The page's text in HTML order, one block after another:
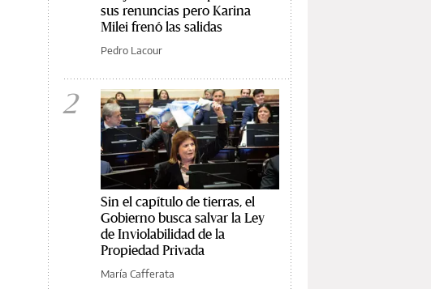
sus renuncias pero Karina
Milei frenó las salidas
Pedro Lacour
2
Sin el capítulo de tierras, el
Gobierno busca salvar la Ley
de Inviolabilidad de la
Propiedad Privada
María Cafferata